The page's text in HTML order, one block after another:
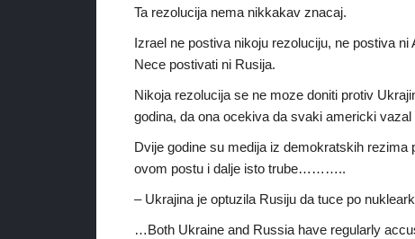
Ta rezolucija nema nikkakav znacaj.
Izrael ne postiva nikoju rezoluciju, ne postiva
Nece postivati ni Rusija.
Nikoja rezolucija se ne moze doniti protiv
godina, da ona ocekiva da svaki americki
Dvije godine su medija iz demokratskih rezima
ovom postu i dalje isto trube………..
– Ukrajina je optuzila Rusiju da tuce po
…Both Ukraine and Russia have regularly